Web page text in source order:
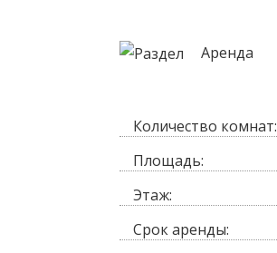
Аренда
Количество комнат:
Площадь:
Этаж:
Срок аренды: